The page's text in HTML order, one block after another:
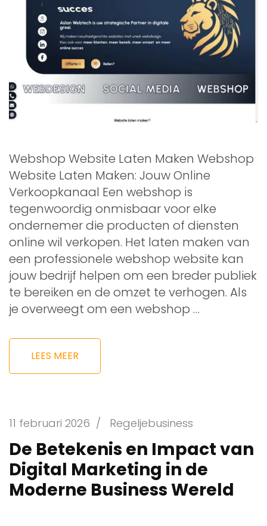
Webshop Website Laten Maken Webshop
Website Laten Maken: Jouw Online
Verkoopkanaal Een webshop is
tegenwoordig onmisbaar voor elke
ondernemer die producten of diensten
online wil verkopen. Het laten maken van
een professionele webshop website kan
jouw bedrijf helpen om een breder publiek
te bereiken en de omzet te verhogen. Als
je overweegt om een webshop …
LEES MEER
11 februari 2026 / Regeljebusiness
De Betekenis en Impact van
Digital Marketing in de
Moderne Business Wereld